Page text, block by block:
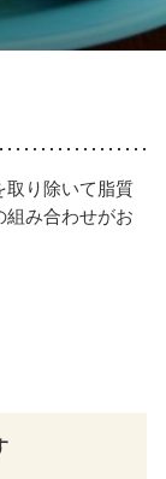
取り除いて脂質
組み合わせがお